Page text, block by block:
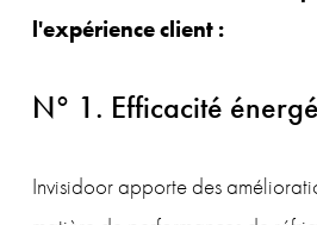
l'expérience client :
N° 1. Efficacité
Invisidoor apporte des